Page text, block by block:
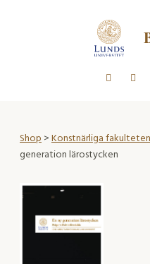
Shop>Konstnärliga fakulteten
generation lärostycken